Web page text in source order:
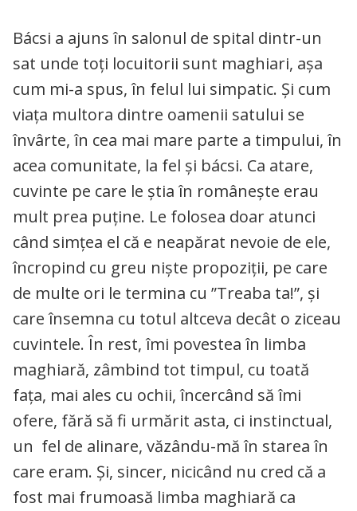
Bácsi a ajuns în salonul de spital dintr-un
sat unde toți locuitorii sunt maghiari, așa
cum mi-a spus, în felul lui simpatic. Și cum
viața multora dintre oamenii satului se
învârte, în cea mai mare parte a timpului, în
acea comunitate, la fel și bácsi. Ca atare,
cuvinte pe care le știa în românește erau
mult prea puține. Le folosea doar atunci
când simțea el că e neapărat nevoie de ele,
încropind cu greu niște propoziții, pe care
de multe ori le termina cu ”Treaba ta!”, și
care însemna cu totul altceva decât o ziceau
cuvintele. În rest, îmi povestea în limba
maghiară, zâmbind tot timpul, cu toată
fața, mai ales cu ochii, încercând să îmi
ofere, fără să fi urmărit asta, ci instinctual,
un fel de alinare, văzându-mă în starea în
care eram. Și, sincer, nicicând nu cred că a
fost mai frumoasă limba maghiară ca